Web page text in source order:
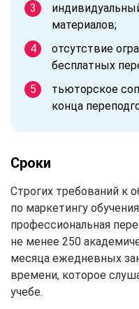
материалов;
отсутствие
бесплатных
тьюторское
конца
Сроки
Строгих требований к
по маркетингу
профессиональная
не менее 250
месяца ежедневных
времени, которое
учебе.